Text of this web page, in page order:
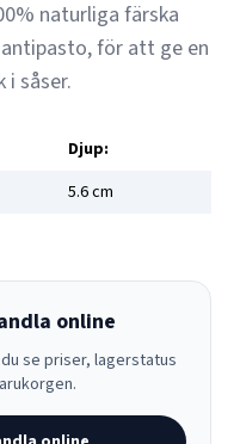
naturliga färska
för att ge en
såser.
Djup:
5.6cm
online
se priser, lagerstatus